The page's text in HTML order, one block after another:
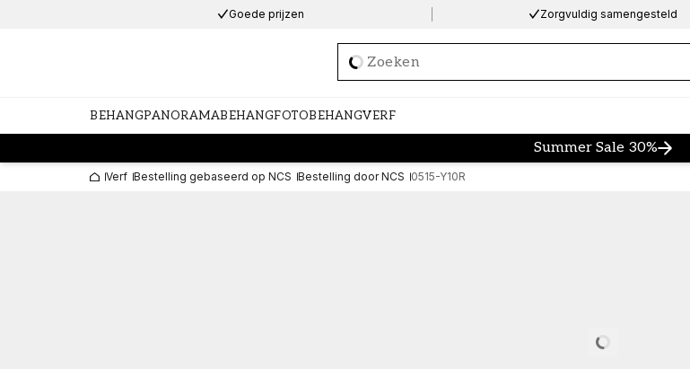
Goede prijzen Zorgvuldig samengesteld
Loading…
BEHANGPANORAMABEHANGFOTOBEHANGVERF
Summer Sale 30%
Verf Bestelling gebaseerd op NCS Bestelling door NCS 0515-Y10R
Loading…